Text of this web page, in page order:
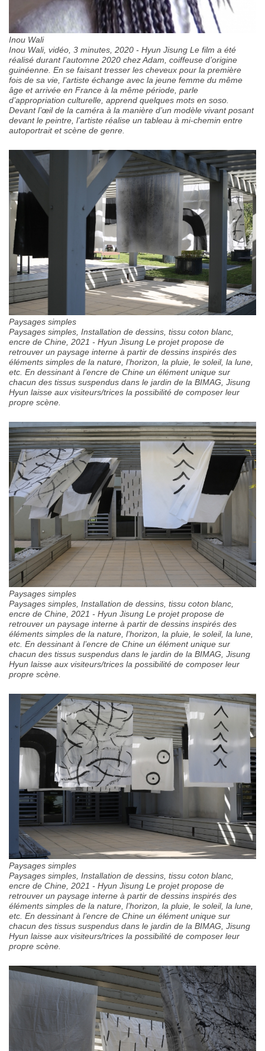
Inou Wali
Inou Wali, vidéo, 3 minutes, 2020 - Hyun Jisung Le film a été
réalisé durant l’automne 2020 chez Adam, coiffeuse d’origine
guinéenne. En se faisant tresser les cheveux pour la première
fois de sa vie, l’artiste échange avec la jeune femme du même
âge et arrivée en France à la même période, parle
d’appropriation culturelle, apprend quelques mots en soso.
Devant l’œil de la caméra à la manière d’un modèle vivant posant
devant le peintre, l’artiste réalise un tableau à mi-chemin entre
autoportrait et scène de genre.
Paysages simples
Paysages simples, Installation de dessins, tissu coton blanc,
encre de Chine, 2021 - Hyun Jisung Le projet propose de
retrouver un paysage interne à partir de dessins inspirés des
éléments simples de la nature, l’horizon, la pluie, le soleil, la lune,
etc. En dessinant à l’encre de Chine un élément unique sur
chacun des tissus suspendus dans le jardin de la BIMAG, Jisung
Hyun laisse aux visiteurs/trices la possibilité de composer leur
propre scène.
Paysages simples
Paysages simples, Installation de dessins, tissu coton blanc,
encre de Chine, 2021 - Hyun Jisung Le projet propose de
retrouver un paysage interne à partir de dessins inspirés des
éléments simples de la nature, l’horizon, la pluie, le soleil, la lune,
etc. En dessinant à l’encre de Chine un élément unique sur
chacun des tissus suspendus dans le jardin de la BIMAG, Jisung
Hyun laisse aux visiteurs/trices la possibilité de composer leur
propre scène.
Paysages simples
Paysages simples, Installation de dessins, tissu coton blanc,
encre de Chine, 2021 - Hyun Jisung Le projet propose de
retrouver un paysage interne à partir de dessins inspirés des
éléments simples de la nature, l’horizon, la pluie, le soleil, la lune,
etc. En dessinant à l’encre de Chine un élément unique sur
chacun des tissus suspendus dans le jardin de la BIMAG, Jisung
Hyun laisse aux visiteurs/trices la possibilité de composer leur
propre scène.